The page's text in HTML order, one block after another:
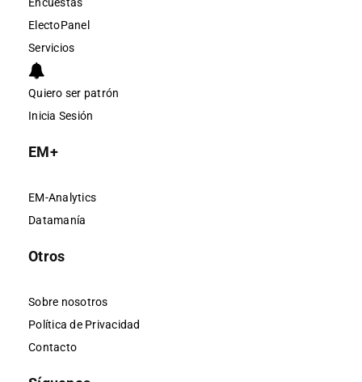
ElectoPanel
Servicios
Quiero ser patrón
Inicia Sesión
EM+
EM-Analytics
Datamanía
Otros
Sobre nosotros
Política de Privacidad
Contacto